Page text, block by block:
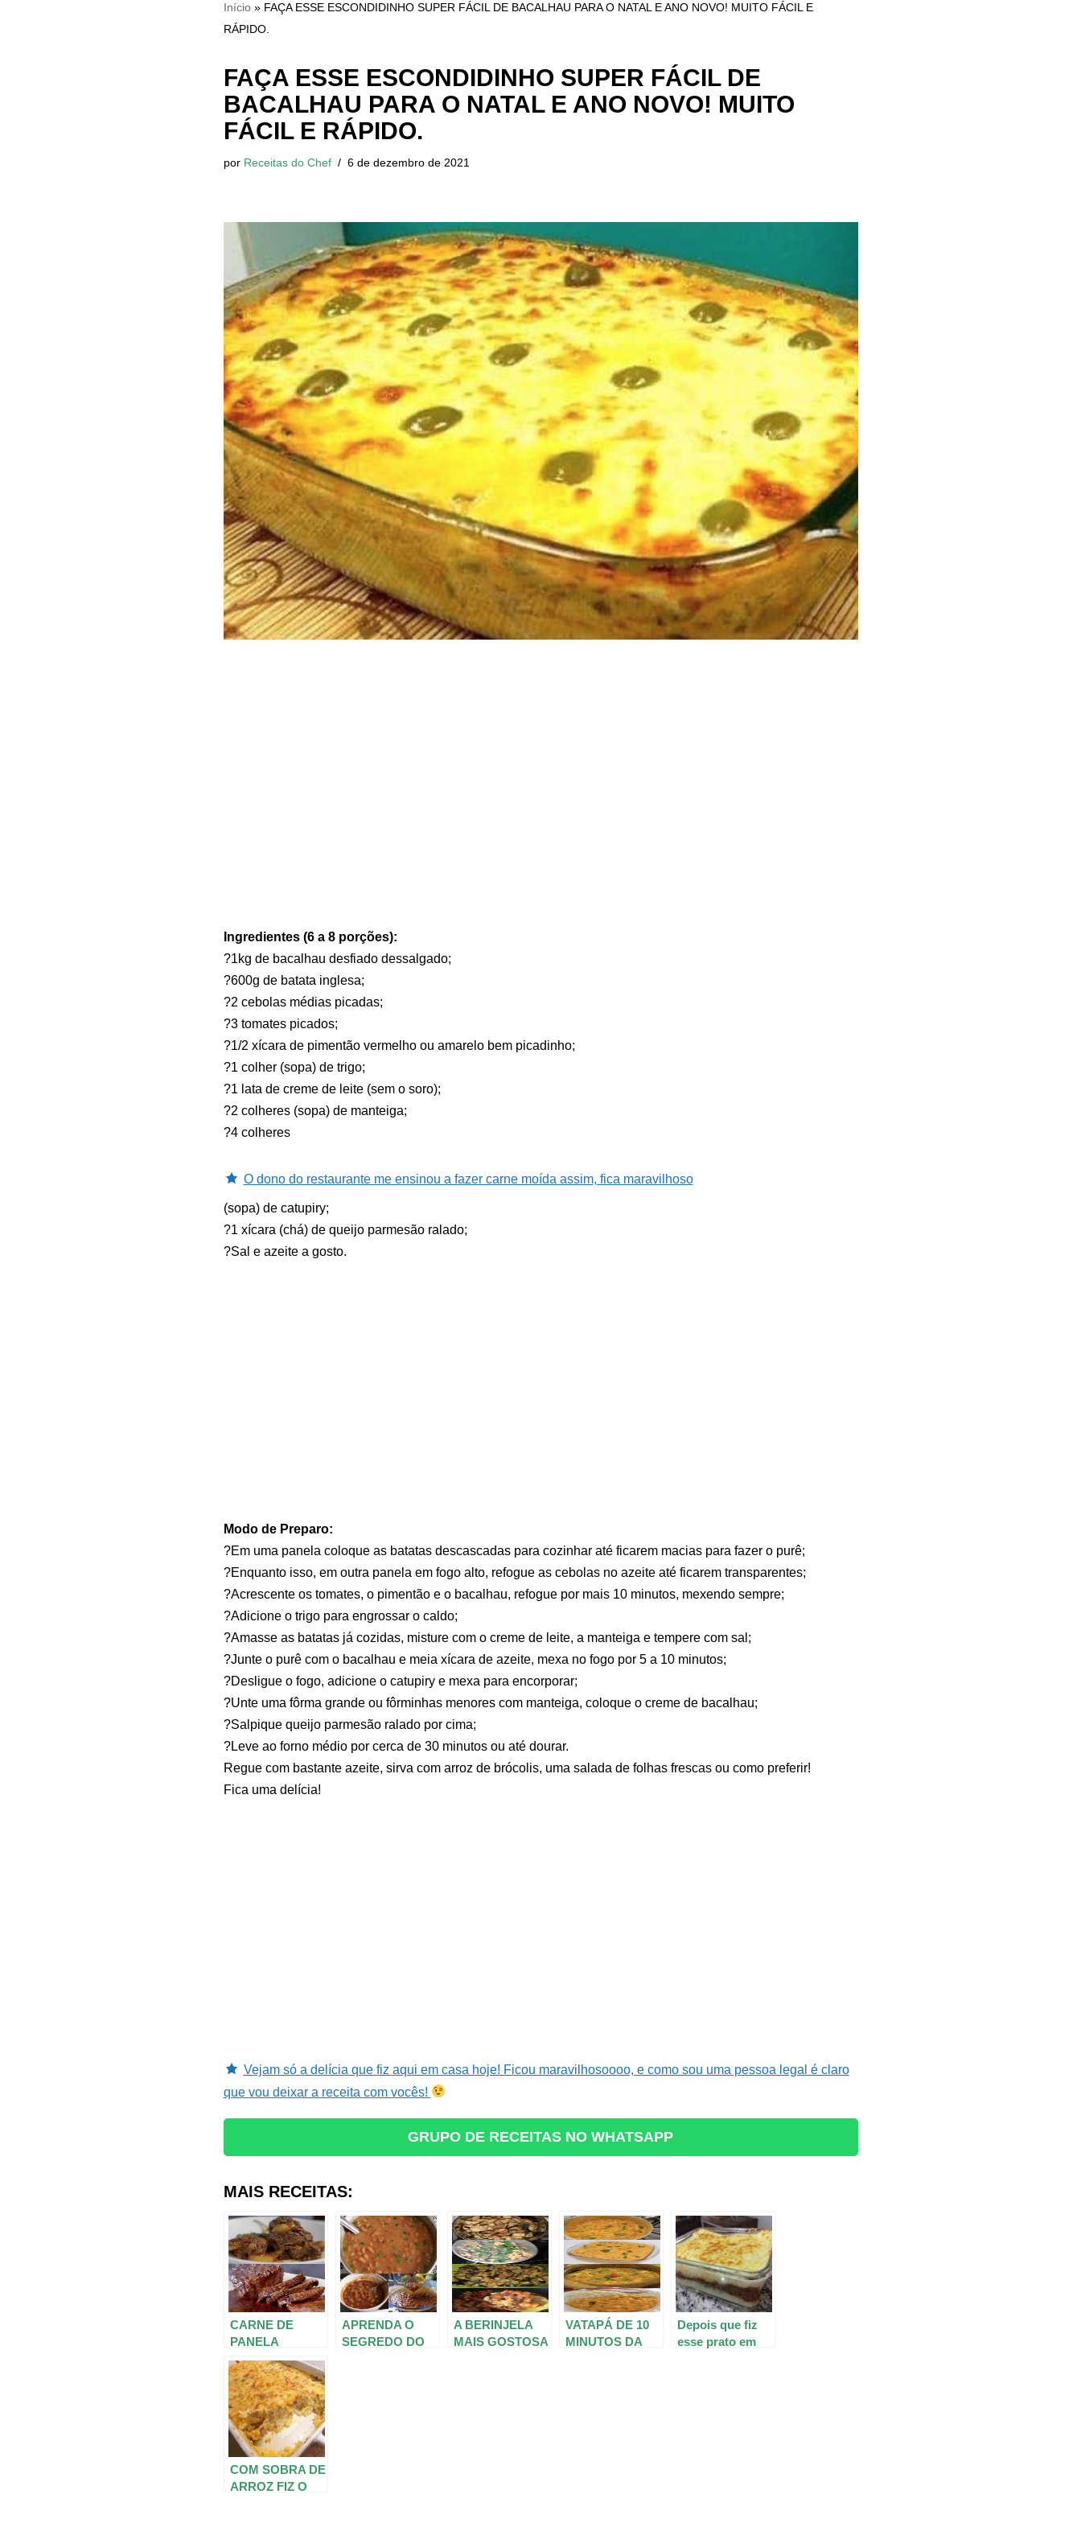
Início» FAÇA ESSE ESCONDIDINHO SUPER FÁCIL DE BACALHAU PARA O NATAL E ANO NOVO! MUITO FÁCIL E
RÁPIDO.
FAÇA ESSE ESCONDIDINHO SUPER FÁCIL DE
BACALHAU PARA O NATAL E ANO NOVO! MUITO
FÁCIL E RÁPIDO.
por Receitas do Chef 6 de dezembro de 2021
Ingredientes (6 a 8 porções):
?1kg de bacalhau desfiado dessalgado;
?600g de batata inglesa;
?2 cebolas médias picadas;
?3 tomates picados;
?1/2 xícara de pimentão vermelho ou amarelo bem picadinho;
?1 colher (sopa) de trigo;
?1 lata de creme de leite (sem o soro);
?2 colheres (sopa) de manteiga;
?4 colheres
O dono do restaurante me ensinou a fazer carne moída assim, fica maravilhoso
(sopa) de catupiry;
?1 xícara (chá) de queijo parmesão ralado;
?Sal e azeite a gosto.
Modo de Preparo:
?Em uma panela coloque as batatas descascadas para cozinhar até ficarem macias para fazer o purê;
?Enquanto isso, em outra panela em fogo alto, refogue as cebolas no azeite até ficarem transparentes;
?Acrescente os tomates, o pimentão e o bacalhau, refogue por mais 10 minutos, mexendo sempre;
?Adicione o trigo para engrossar o caldo;
?Amasse as batatas já cozidas, misture com o creme de leite, a manteiga e tempere com sal;
?Junte o purê com o bacalhau e meia xícara de azeite, mexa no fogo por 5 a 10 minutos;
?Desligue o fogo, adicione o catupiry e mexa para encorporar;
?Unte uma fôrma grande ou fôrminhas menores com manteiga, coloque o creme de bacalhau;
?Salpique queijo parmesão ralado por cima;
?Leve ao forno médio por cerca de 30 minutos ou até dourar.
Regue com bastante azeite, sirva com arroz de brócolis, uma salada de folhas frescas ou como preferir!
Fica uma delícia!
Vejam só a delícia que fiz aqui em casa hoje! Ficou maravilhosoooo, e como sou uma pessoa legal é claro
que vou deixar a receita com vocês!
GRUPO DE RECEITAS NO WHATSAPP
MAIS RECEITAS:
CARNE DE
PANELA
SUCULENTA
MAIS GOSTOSA
DO MUNDO! O
SEGREDINHO
TOP PRA FICAR
DESMANCHAN
DO NA BOCA!
APRENDA O
SEGREDO DO
A BERINJELA
MAIS GOSTOSA
VATAPÁ DE 10
MINUTOS DA
Depois que fiz
esse prato em
COM SOBRA DE
ARROZ FIZ O